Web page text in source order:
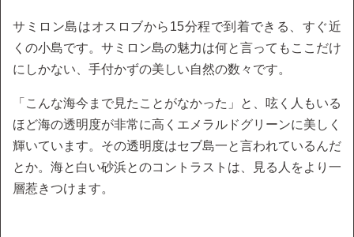
サミロン島はオスロブから15分程で到着できる、すぐ近
くの小島です。サミロン島の魅力は何と言ってもここだけ
にしかない、手付かずの美しい自然の数々です。
「こんな海今まで見たことがなかった」と、呟く人もいる
ほど海の透明度が非常に高くエメラルドグリーンに美しく
輝いています。その透明度はセブ島一と言われているんだ
とか。海と白い砂浜とのコントラストは、見る人をより一
層惹きつけます。